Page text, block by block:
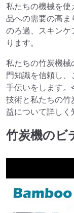
私たちの機械を
品への需要の高
のろ過、スキン
ります。
私たちの竹炭機
門知識を信頼し
手伝いをします
技術と私たちの
益について詳しく
竹炭機のビ